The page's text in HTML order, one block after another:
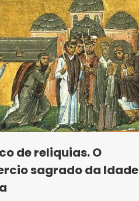
de reliquias. O
sagrado da Idade